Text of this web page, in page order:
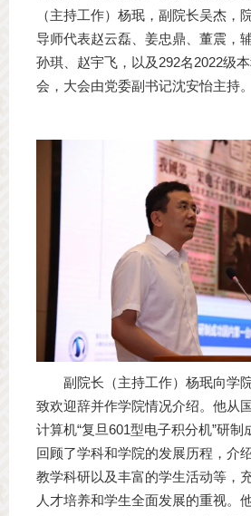
（主持工作）杨珉，副院长吴杰，
导师代表赵云磊、姜忠鼎、董震，
孙琪、赵宇飞，以及292名2022级
会，大会由党委副书记沈安怡主持。
副院长（主持工作）杨珉向学
致欢迎辞并作学院情况介绍。他从
计算机“复旦601型电子积分机”研制
回顾了学科和学院的发展历程，介
教学科研以及丰富的学生活动等，
人才培养和学生全面发展的重视。